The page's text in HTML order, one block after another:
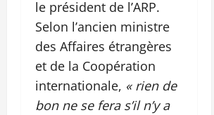
le président de l’ARP.
Selon l’ancien ministre
des Affaires étrangères
et de la Coopération
internationale, « rien de
bon ne se fera s’il n’y a